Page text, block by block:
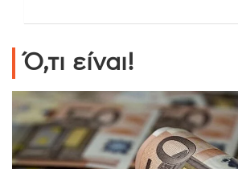
Ό,τι είναι!